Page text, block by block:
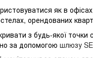
як в
орендованих
з будь-якої точки
за допомогою шлюзу